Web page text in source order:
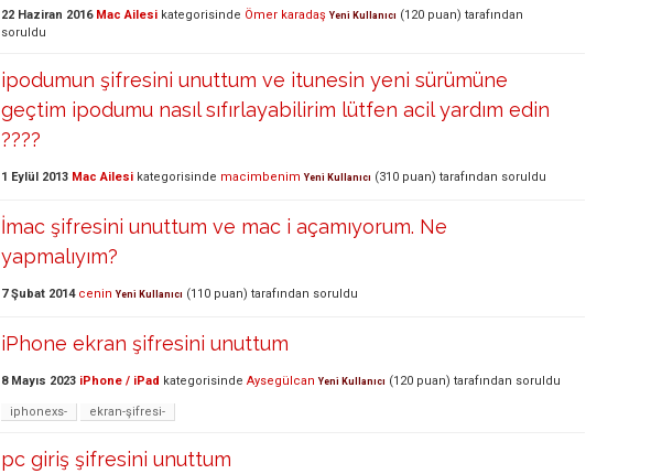
22 Haziran 2016 Mac Ailesi kategorisinde Ömer karadaş Yeni Kullanıcı (120 puan) tarafından
soruldu
ipodumun şifresini unuttum ve itunesin yeni sürümüne
geçtim ipodumu nasıl sıfırlayabilirim lütfen acil yardım edin
????
1 Eylül 2013 Mac Ailesi kategorisinde macimbenim Yeni Kullanıcı (310 puan) tarafından soruldu
İmac şifresini unuttum ve mac i açamıyorum. Ne
yapmalıyım?
7 Şubat 2014 cenin Yeni Kullanıcı (110 puan) tarafından soruldu
iPhone ekran şifresini unuttum
8 Mayıs 2023 iPhone / iPad kategorisinde Aysegülcan Yeni Kullanıcı (120 puan) tarafından soruldu
iphonexs- ekran-şifresi-
pc giriş şifresini unuttum